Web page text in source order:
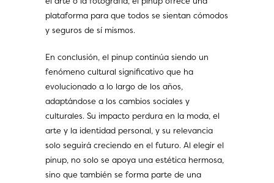
plataforma para que todos se sientan cómodos
y seguros de sí mismos.
En conclusión, el pinup continúa siendo un
fenómeno cultural significativo que ha
evolucionado a lo largo de los años,
adaptándose a los cambios sociales y
culturales. Su impacto perdura en la moda, el
arte y la identidad personal, y su relevancia
solo seguirá creciendo en el futuro. Al elegir el
pinup, no solo se apoya una estética hermosa,
sino que también se forma parte de una